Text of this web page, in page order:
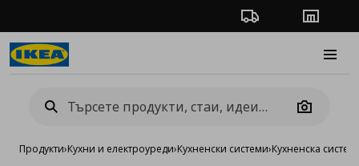
Проследяване на
Camera
Продукти›Кухни и електроуреди›Кухненски системи›Кухненска